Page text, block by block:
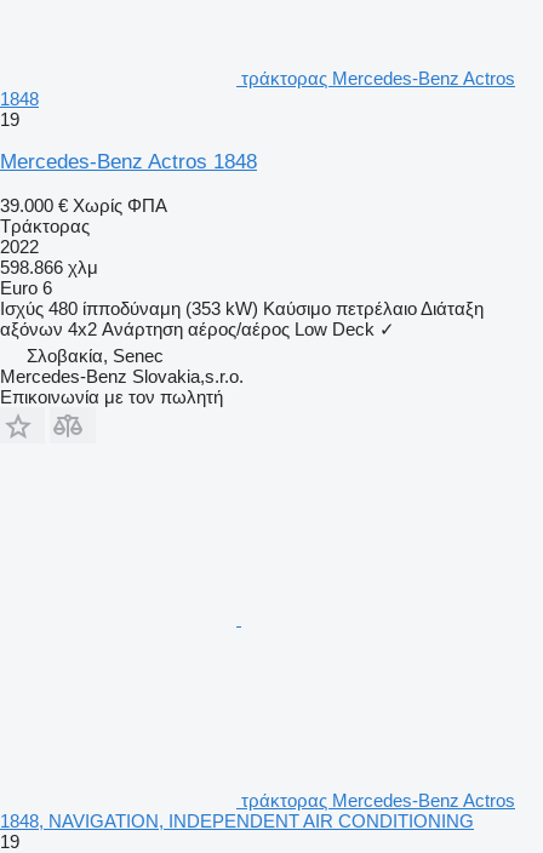
τράκτορας Mercedes-Benz Actros
1848
19
Mercedes-Benz Actros 1848
39.000 € Χωρίς ΦΠΑ
Τράκτορας
2022
598.866 χλμ
Euro 6
Ισχύς 480 ίπποδύναμη (353 kW) Καύσιμο πετρέλαιοΔιάταξη
αξόνων 4x2 Ανάρτηση αέρος/αέρος Low Deck ✓
Σλοβακία, Senec
Mercedes-Benz Slovakia,s.r.o.
Επικοινωνία με τον πωλητή
τράκτορας Mercedes-Benz Actros
1848, NAVIGATION, INDEPENDENT AIR CONDITIONING
19